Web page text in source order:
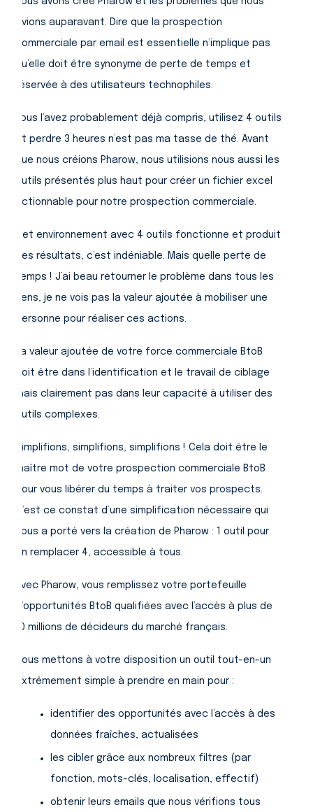
avions auparavant. Dire que la prospection
commerciale par email est essentielle n’implique pas
qu’elle doit être synonyme de perte de temps et
réservée à des utilisateurs technophiles.
Vous l’avez probablement déjà compris, utilisez 4 outils
et perdre 3 heures n’est pas ma tasse de thé. Avant
que nous créions Pharow, nous utilisions nous aussi les
outils présentés plus haut pour créer un fichier excel
actionnable pour notre prospection commerciale.
Cet environnement avec 4 outils fonctionne et produit
des résultats, c’est indéniable. Mais quelle perte de
temps ! J’ai beau retourner le problème dans tous les
sens, je ne vois pas la valeur ajoutée à mobiliser une
personne pour réaliser ces actions.
La valeur ajoutée de votre force commerciale BtoB
doit être dans l’identification et le travail de ciblage
mais clairement pas dans leur capacité à utiliser des
outils complexes.
Simplifions, simplifions, simplifions ! Cela doit être le
maître mot de votre prospection commerciale BtoB
pour vous libérer du temps à traiter vos prospects.
C’est ce constat d’une simplification nécessaire qui
nous a porté vers la création de Pharow : 1 outil pour
en remplacer 4, accessible à tous.
Avec Pharow, vous remplissez votre portefeuille
d’opportunités BtoB qualifiées avec l’accès à plus de
10 millions de décideurs du marché français.
Nous mettons à votre disposition un outil tout-en-un
extrêmement simple à prendre en main pour :
identifier des opportunités avec l’accès à des
données fraîches, actualisées
les cibler grâce aux nombreux filtres (par
fonction, mots-clés, localisation, effectif)
obtenir leurs emails que nous vérifions tous